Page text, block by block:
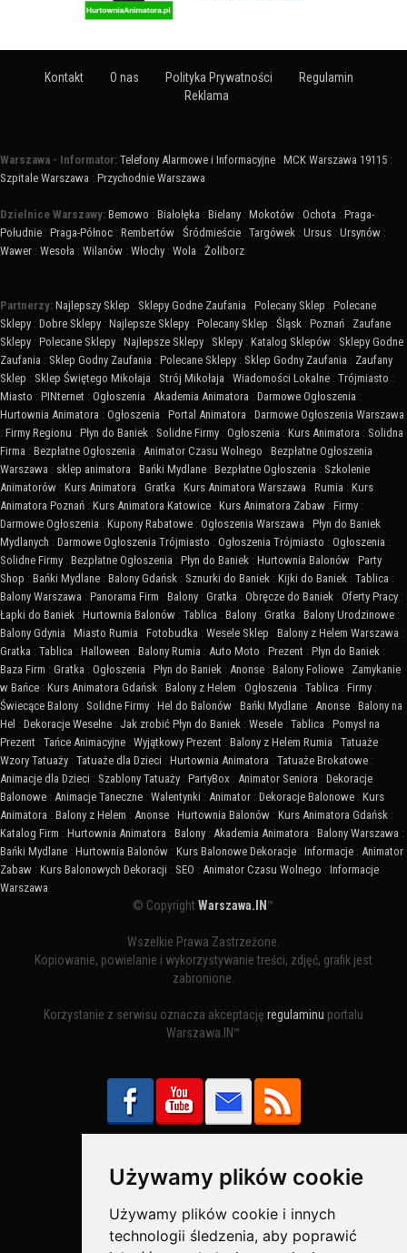
Używamy plików cookie
Używamy plików cookie i innych
technologii śledzenia, aby poprawić
Kontakt O nas Polityka Prywatności
Regulamin
Reklama
Warszawa - Informator: Telefony Alarmowe i Informacyjne : MCK Warszawa 19115 :
Szpitale Warszawa : Przychodnie Warszawa
Dzielnice Warszawy: Bemowo : Białołęka : Bielany : Mokotów : Ochota : Praga-
Południe : Praga-Północ : Rembertów : Śródmieście : Targówek : Ursus : Ursynów :
Wawer : Wesoła : Wilanów : Włochy : Wola : Żoliborz
Partnerzy: Najlepszy Sklep : Sklepy Godne Zaufania : Polecany Sklep : Polecane
Sklepy : Dobre Sklepy : Najlepsze Sklepy : Polecany Sklep : Śląsk : Poznań : Zaufane
Sklepy : Polecane Sklepy : Najlepsze Sklepy : Sklepy : Katalog Sklepów : Sklepy Godne
Zaufania : Sklep Godny Zaufania : Polecane Sklepy : Sklep Godny Zaufania : Zaufany
Sklep : Sklep Świętego Mikołaja : Strój Mikołaja : Wiadomości Lokalne : Trójmiasto :
Miasto : PINternet : Ogłoszenia : Akademia Animatora : Darmowe Ogłoszenia :
Hurtownia Animatora : Ogłoszenia : Portal Animatora : Darmowe Ogłoszenia Warszawa
: Firmy Regionu : Płyn do Baniek : Solidne Firmy : Ogłoszenia : Kurs Animatora : Solidna
Firma : Bezpłatne Ogłoszenia : Animator Czasu Wolnego : Bezpłatne Ogłoszenia
Warszawa : sklep animatora : Bańki Mydlane : Bezpłatne Ogłoszenia : Szkolenie
Animatorów : Kurs Animatora : Gratka : Kurs Animatora Warszawa : Rumia : Kurs
Animatora Poznań : Kurs Animatora Katowice : Kurs Animatora Zabaw : Firmy :
Darmowe Ogłoszenia : Kupony Rabatowe : Ogłoszenia Warszawa : Płyn do Baniek
Mydlanych : Darmowe Ogłoszenia Trójmiasto : Ogłoszenia Trójmiasto : Ogłoszenia :
Solidne Firmy : Bezpłatne Ogłoszenia : Płyn do Baniek : Hurtownia Balonów : Party
Shop : Bańki Mydlane : Balony Gdańsk : Sznurki do Baniek : Kijki do Baniek : Tablica :
Balony Warszawa : Panorama Firm : Balony : Gratka : Obręcze do Baniek : Oferty Pracy :
Łapki do Baniek : Hurtownia Balonów : Tablica : Balony : Gratka : Balony Urodzinowe :
Balony Gdynia : Miasto Rumia : Fotobudka : Wesele Sklep : Balony z Helem Warszawa :
Gratka : Tablica : Halloween : Balony Rumia : Auto Moto : Prezent : Płyn do Baniek :
Baza Firm : Gratka : Ogłoszenia : Płyn do Baniek : Anonse : Balony Foliowe : Zamykanie
w Bańce : Kurs Animatora Gdańsk : Balony z Helem : Ogłoszenia : Tablica : Firmy :
Świecące Balony : Solidne Firmy : Hel do Balonów : Bańki Mydlane : Anonse : Balony na
Hel : Dekoracje Weselne : Jak zrobić Płyn do Baniek : Wesele : Tablica : Pomysł na
Prezent : Tańce Animacyjne : Wyjątkowy Prezent : Balony z Helem Rumia : Tatuaże :
Wzory Tatuaży : Tatuaże dla Dzieci : Hurtownia Animatora : Tatuaże Brokatowe :
Animacje dla Dzieci : Szablony Tatuaży : PartyBox : Animator Seniora : Dekoracje
Balonowe : Animacje Taneczne : Walentynki : Animator : Dekoracje Balonowe : Kurs
Animatora : Balony z Helem : Anonse : Hurtownia Balonów : Kurs Animatora Gdańsk :
Katalog Firm : Hurtownia Animatora : Balony : Akademia Animatora : Balony Warszawa :
Bańki Mydlane : Hurtownia Balonów : Kurs Balonowe Dekoracje : Informacje : Animator
Zabaw : Kurs Balonowych Dekoracji : SEO : Animator Czasu Wolnego : Informacje
Warszawa
© CopyrightWarszawa.IN ™
Wszelkie Prawa Zastrzeżone.
Kopiowanie, powielanie i wykorzystywanie treści, zdjęć, grafik jest
zabronione.
Korzystanie z serwisu oznacza akceptację regulaminu portalu
Warszawa.IN™
Bezpieczne Płatności obsługuje: